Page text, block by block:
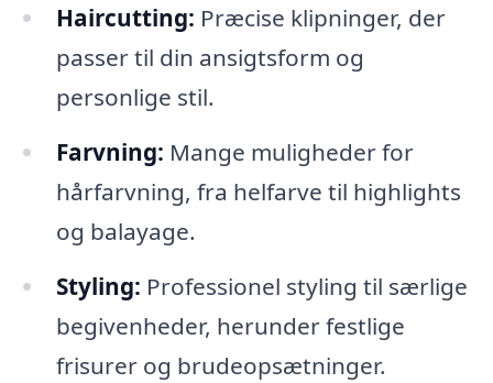
Haircutting: Præcise klipninger, der
passer til din ansigtsform og
personlige stil.
Farvning: Mange muligheder for
hårfarvning, fra helfarve til highlights
og balayage.
Styling: Professionel styling til særlige
begivenheder, herunder festlige
frisurer og brudeopsætninger.